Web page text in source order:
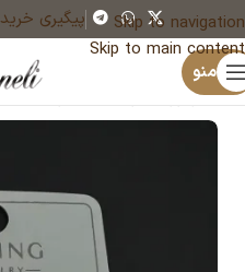
Skip to navigation
Skip to main content
پیگیری خرید
منو
خانه زیورآلات و بدلیجات رنگ ثابت